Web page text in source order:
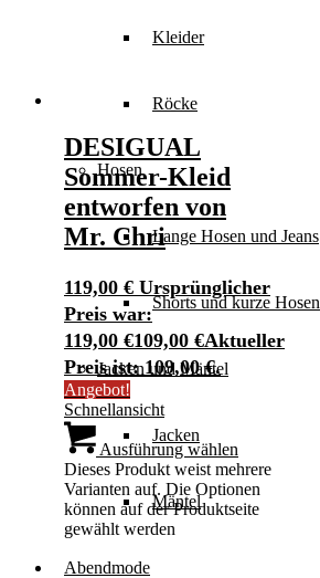
Kleider
Röcke
Hosen
Lange Hosen und Jeans
Shorts und kurze Hosen
Jacken und Mäntel
Jacken
Mäntel
Abendmode
DESIGUAL
Sommer-Kleid
entworfen von
Mr. Chri
119,00 € Ursprünglicher
Preis war:
119,00 €109,00 €Aktueller
Preis ist: 109,00 €.
Angebot!
Schnellansicht
Ausführung wählen
Dieses Produkt weist mehrere
Varianten auf. Die Optionen
können auf der Produktseite
gewählt werden